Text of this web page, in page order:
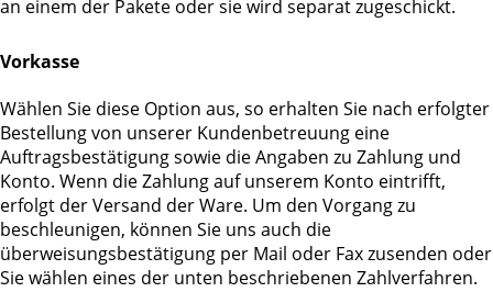
an einem der Pakete oder sie wird separat zugeschickt.
Vorkasse
Wählen Sie diese Option aus, so erhalten Sie nach erfolgter
Bestellung von unserer Kundenbetreuung eine
Auftragsbestätigung sowie die Angaben zu Zahlung und
Konto. Wenn die Zahlung auf unserem Konto eintrifft,
erfolgt der Versand der Ware. Um den Vorgang zu
beschleunigen, können Sie uns auch die
überweisungsbestätigung per Mail oder Fax zusenden oder
Sie wählen eines der unten beschriebenen Zahlverfahren.